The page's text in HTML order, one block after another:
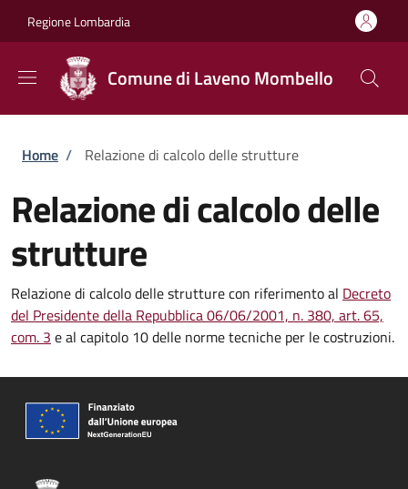
Regione Lombardia
Comune di Laveno Mombello
Briciole di pane
Home / Relazione di calcolo delle strutture
Relazione di calcolo delle
strutture
Relazione di calcolo delle strutture con riferimento al Decreto
del Presidente della Repubblica 06/06/2001, n. 380, art. 65,
com. 3 e al capitolo 10 delle norme tecniche per le costruzioni.